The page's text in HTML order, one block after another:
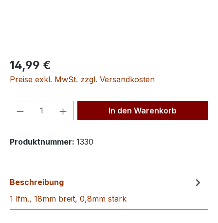
Regulärer Preis:
14,99 €
Preise exkl. MwSt. zzgl. Versandkosten
Produkt Anzahl: Gib denIn den Warenkorb
Produktnummer: 1330
Beschreibung
1 lfm., 18mm breit, 0,8mm stark